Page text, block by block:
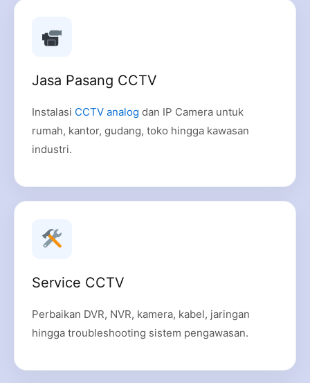
Jasa Pasang CCTV
Instalasi CCTV analog dan IP Camera untuk
rumah, kantor, gudang, toko hingga kawasan
industri.
Service CCTV
Perbaikan DVR, NVR, kamera, kabel, jaringan
hingga troubleshooting sistem pengawasan.